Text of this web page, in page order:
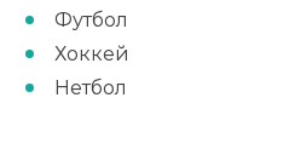
Футбол
Хоккей
Нетбол